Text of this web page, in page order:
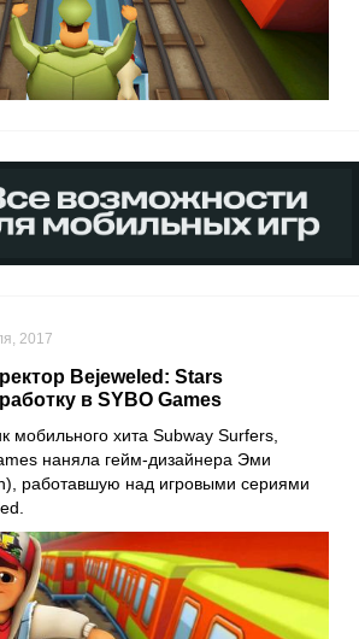
2017
Bejeweled: Stars
в SYBO Games
мобильного хита Subway Surfers,
наняла гейм-дизайнера Эми
работавшую над игровыми сериями